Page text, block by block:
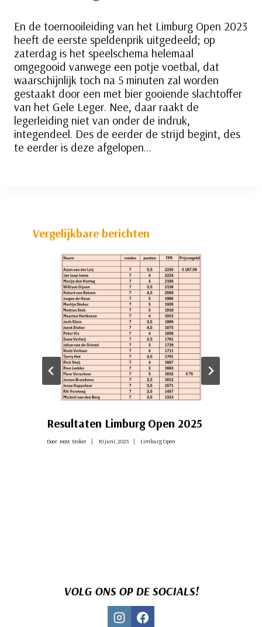
En de toernooileiding van het Limburg Open 2023
heeft de eerste speldenprik uitgedeeld; op
zaterdag is het speelschema helemaal
omgegooid vanwege een potje voetbal, dat
waarschijnlijk toch na 5 minuten zal worden
gestaakt door een met bier gooiende slachtoffer
van het Gele Leger. Nee, daar raakt de
legerleiding niet van onder de indruk,
integendeel. Des de eerder de strijd begint, des
te eerder is deze afgelopen…
Vergelijkbare berichten
Resultaten Limburg Open 2025
Door Joost Stoker 10 juni, 2025 Limburg Open
VOLG ONS OP DE SOCIALS!